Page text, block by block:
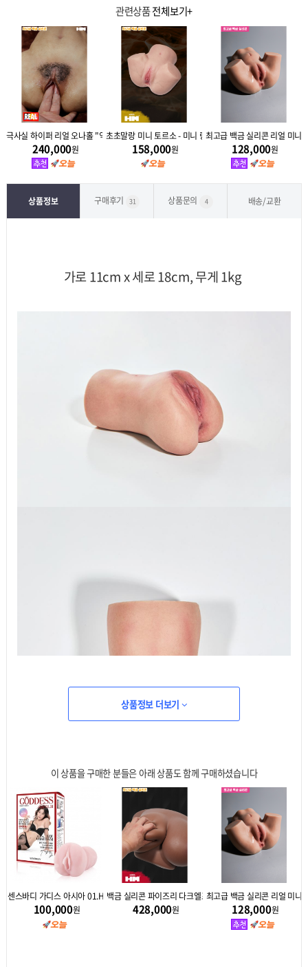
관련상품전체보기+
(800g)
극사실 하이퍼 리얼 오나홀 "익스펄스" 2.7kg
240,000원
초초말랑 미니 토르소 - 미니 랑듀 2.2kg
158,000원
최고급 백금 실리콘 리얼 미니
128,000원
상품정보 구매후기 31 상품문의 4 배송/교환
가로 11cm x 세로 18cm, 무게 1kg
상품정보 더보기
이 상품을 구매한 분들은 아래 상품도 함께 구매하셨습니다
트 + 텐가 로션(신형)
센스바디 가디스 아시아 01.H 이채담
100,000원
백금 실리콘 파이즈리 다크엘프 I컵 5.7kg
428,000원
최고급 백금 실리콘 리얼 미니
128,000원